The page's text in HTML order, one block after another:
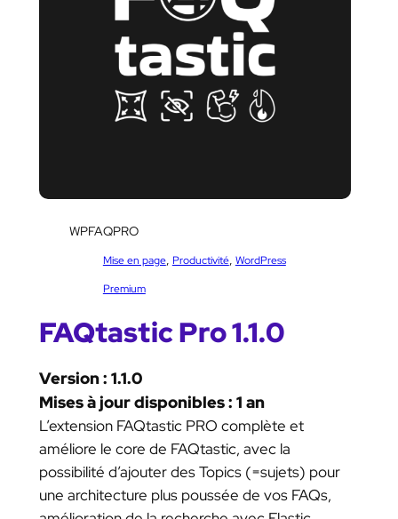
WPFAQPRO
Mise en page, Productivité, WordPress
Premium
FAQtastic Pro 1.1.0
Version : 1.1.0
Mises à jour disponibles : 1 an
L’extension FAQtastic PRO complète et
améliore le core de FAQtastic, avec la
possibilité d’ajouter des Topics (=sujets) pour
une architecture plus poussée de vos FAQs,